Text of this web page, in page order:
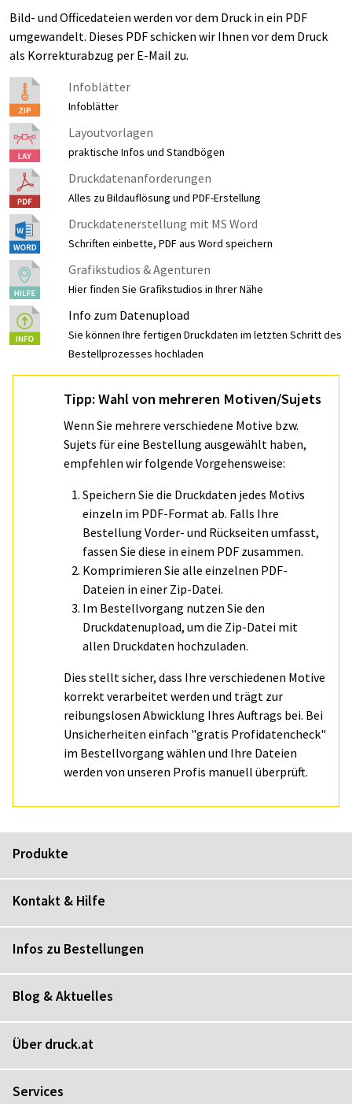
Bild- und Officedateien werden vor dem Druck in ein PDF
umgewandelt. Dieses PDF schicken wir Ihnen vor dem Druck
als Korrekturabzug per E-Mail zu.
Infoblätter
Infoblätter
Layoutvorlagen
praktische Infos und Standbögen
Druckdatenanforderungen
Alles zu Bildauflösung und PDF-Erstellung
Druckdatenerstellung mit MS Word
Schriften einbette, PDF aus Word speichern
Grafikstudios & Agenturen
Hier finden Sie Grafikstudios in Ihrer Nähe
Info zum Datenupload
Sie können Ihre fertigen Druckdaten im letzten Schritt des
Bestellprozesses hochladen
Tipp: Wahl von mehreren Motiven/Sujets
Wenn Sie mehrere verschiedene Motive bzw.
Sujets für eine Bestellung ausgewählt haben,
empfehlen wir folgende Vorgehensweise:
Speichern Sie die Druckdaten jedes Motivs
einzeln im PDF-Format ab. Falls Ihre
Bestellung Vorder- und Rückseiten umfasst,
fassen Sie diese in einem PDF zusammen.
Komprimieren Sie alle einzelnen PDF-
Dateien in einer Zip-Datei.
Im Bestellvorgang nutzen Sie den
Druckdatenupload, um die Zip-Datei mit
allen Druckdaten hochzuladen.
Dies stellt sicher, dass Ihre verschiedenen Motive
korrekt verarbeitet werden und trägt zur
reibungslosen Abwicklung Ihres Auftrags bei. Bei
Unsicherheiten einfach "gratis Profidatencheck"
im Bestellvorgang wählen und Ihre Dateien
werden von unseren Profis manuell überprüft.
Produkte
Kontakt & Hilfe
Infos zu Bestellungen
Blog & Aktuelles
Über druck.at
Services